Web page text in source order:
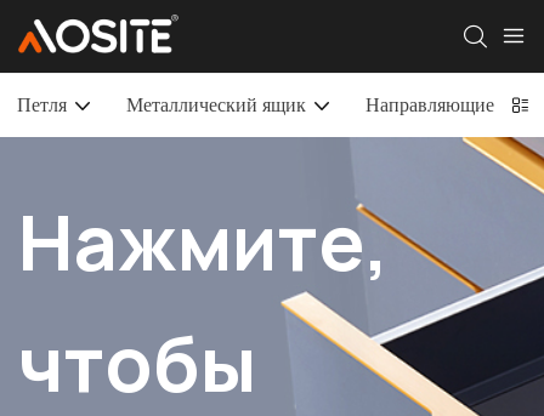
Петля Металлический ящик Направляющие для
Нажмите,
чтобы